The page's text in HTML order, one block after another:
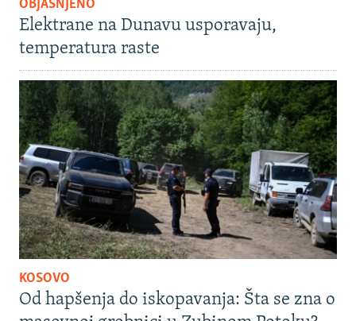
OBJAŠNJENO
Elektrane na Dunavu usporavaju,
temperatura raste
KOSOVO
Od hapšenja do iskopavanja: Šta se zna o